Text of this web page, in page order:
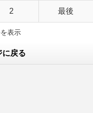
2 最後
表示
に戻る